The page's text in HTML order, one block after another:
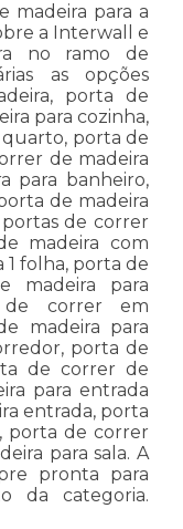
madeira para a
a Interwall e
no ramo de
as opções
porta de
para cozinha,
porta de
de madeira
para banheiro,
de madeira
de correr
madeira com
folha, porta de
madeira para
de correr em
madeira para
porta de
de correr de
para entrada
entrada, porta
porta de correr
para sala. A
pronta para
da categoria.